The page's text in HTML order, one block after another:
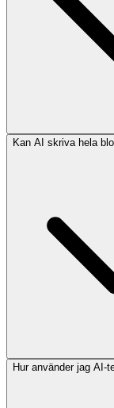
Kan AI skriva hela
Hur använder jag AI-